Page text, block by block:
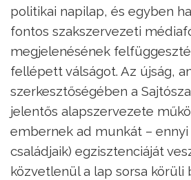
politikai napilap, és egyben
fontos szakszervezeti
megjelenésének
fellépett válságot. Az újság,
szerkesztőségében a
jelentős alapszervezete
embernek ad munkát – ennyi
családjaik) egzisztenciáját
közvetlenül a lap sorsa körüli